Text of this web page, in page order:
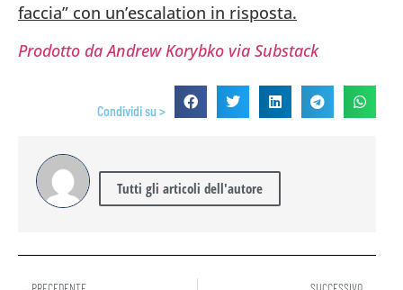
faccia” con un’escalation in risposta.
Prodotto da Andrew Korybko via Substack
Condividi su >
Tutti gli articoli dell'autore